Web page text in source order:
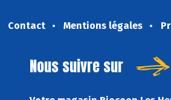
Contact Mentions légales
Nous suivre sur